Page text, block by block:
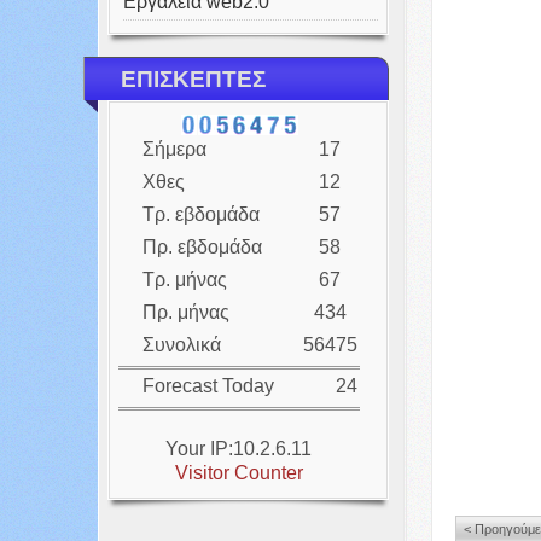
ΕΠΙΣΚΕΠΤΕΣ
Σήμερα
Χθες
Τρ. εβδομάδα
Πρ. εβδομάδα
Τρ. μήνας
Πρ. μήνας
Συνολικά
17
12
57
58
67
434
56475
Forecast Today
24
Your IP:10.2.6.11
Visitor Counter
<